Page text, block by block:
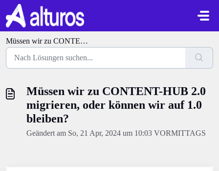
Zum hauptsächlichen Inhalt gehen
Müssen wir zu CONTENT-HUB 2.0 migrieren, oder können wir auf 1.0 bleiben?
Müssen wir zu CONTENT-HUB 2.0
migrieren, oder können wir auf 1.0
bleiben?
Geändert am So, 21 Apr, 2024 um 10:03 VORMITTAGS